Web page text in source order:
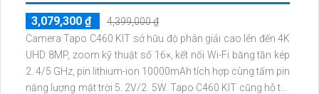
3,079,300 ₫
4,399,000 ₫
Camera Tapo C460 KIT sở hữu độ phân giải cao lên đến 4K
UHD 8MP, zoom kỹ thuật số 16×, kết nối Wi-Fi băng tần kép
2. 4/5 GHz, pin lithium-ion 10000mAh tích hợp cùng tấm pin
năng lượng mặt trời 5. 2V/2. 5W. Tapo C460 KIT cũng hỗ trợ